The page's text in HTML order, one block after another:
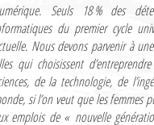
Seuls 18 % des
du premier cycle
Nous devons parvenir à
qui choisissent
de la technologie, de
si l’on veut que les femmes
emplois de « nouvelle